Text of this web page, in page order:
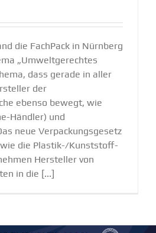
die FachPack in Nürnberg
„Umweltgerechtes
dass gerade in aller
der
ebenso bewegt, wie
Händler) und
neue Verpackungsgesetz
die Plastik-/Kunststoff-
Hersteller von
in die [...]